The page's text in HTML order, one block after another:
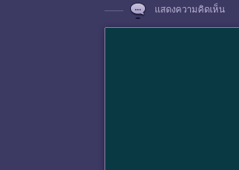
แสดงความคิดเห็น